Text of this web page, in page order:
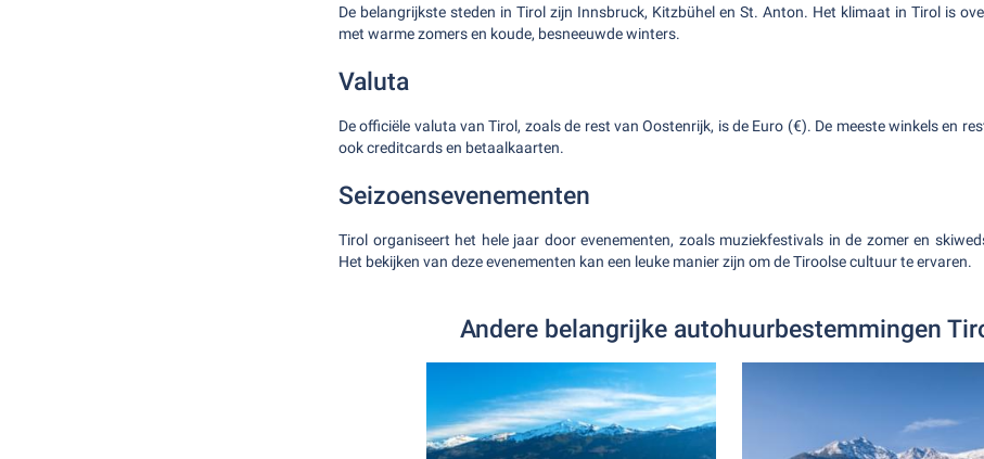
De belangrijkste steden in Tirol zijn Innsbruck, Kitzbühel en St. Anton. Het klimaat in Tirol is
met warme zomers en koude, besneeuwde winters.
Valuta
De officiële valuta van Tirol, zoals de rest van Oostenrijk, is de Euro (€). De meeste winkels en
ook creditcards en betaalkaarten.
Seizoensevenementen
Tirol organiseert het hele jaar door evenementen, zoals muziekfestivals in de zomer en
Het bekijken van deze evenementen kan een leuke manier zijn om de Tiroolse cultuur te ervaren.
Andere belangrijke autohuurbestemmingen